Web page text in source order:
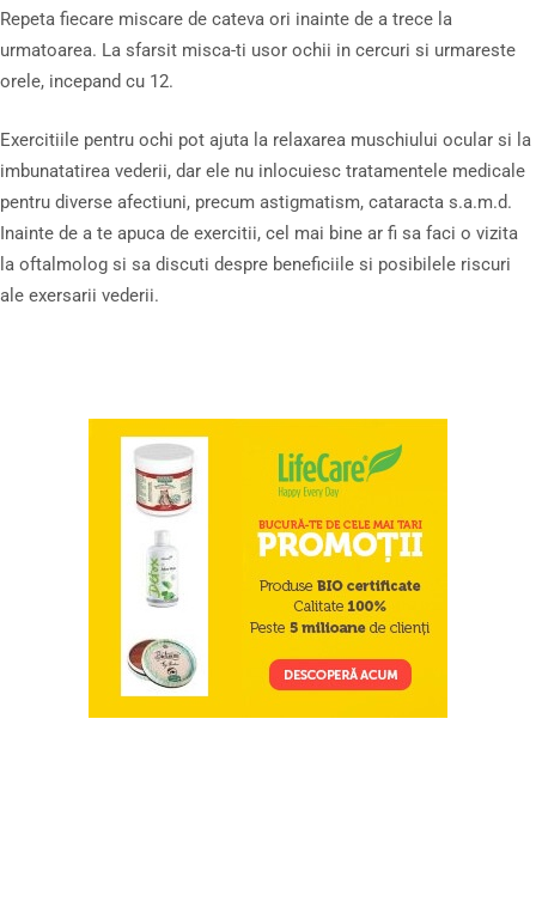
Repeta fiecare miscare de cateva ori inainte de a trece la
urmatoarea. La sfarsit misca-ti usor ochii in cercuri si urmareste
orele, incepand cu 12.
Exercitiile pentru ochi pot ajuta la relaxarea muschiului ocular si la
imbunatatirea vederii, dar ele nu inlocuiesc tratamentele medicale
pentru diverse afectiuni, precum astigmatism, cataracta s.a.m.d.
Inainte de a te apuca de exercitii, cel mai bine ar fi sa faci o vizita
la oftalmolog si sa discuti despre beneficiile si posibilele riscuri
ale exersarii vederii.